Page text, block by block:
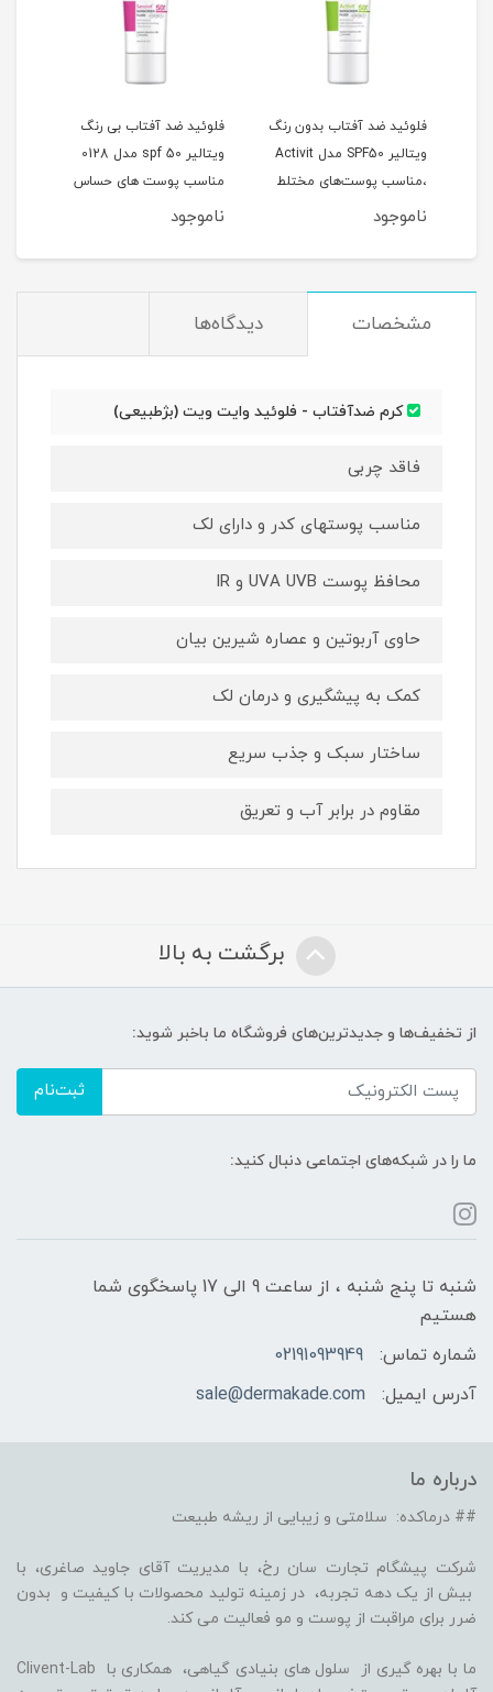
فلوئید ضد آفتاب بدون رنگ
ویتالیر SPF50 مدل Activit
،مناسب پوست‌های مختلط
و چرب حجم 50 میلی‌لیتر
ناموجود
فلوئید ضد آفتاب بی رنگ
ویتالیر spf 50 مدل 0128
مناسب پوست های حساس
حجم 50 میلی لیتر
ناموجود
مشخصات دیدگاه‌ها
كرم ضدآفتاب - فلوئيد وایت ویت (بژطبیعی)
فاقد چربی
مناسب پوستهای کدر و دارای لک
محافظ پوست UVA UVB و IR
حاوی آربوتین و عصاره شیرین بیان
کمک به پیشگیری و درمان لک
ساختار سبک و جذب سریع
مقاوم در برابر آب و تعریق
برگشت به بالا
از تخفیف‌ها و جدیدترین‌های فروشگاه ما باخبر شوید:
ثبت‌نام
ما را در شبکه‌های اجتماعی دنبال کنید:
شنبه تا پنج شنبه ، از ساعت 9 الی 17 پاسخگوی شما
هستیم
شماره تماس:
02191093949
آدرس ایمیل:
sale@dermakade.com
درباره ما
## درماکده: سلامتی و زیبایی از ریشه طبیعت
شرکت پیشگام تجارت سان رخ، با مدیریت آقای جاوید صاغری، با
بیش از یک دهه تجربه، در زمینه تولید محصولات با کیفیت و بدون
ضرر برای مراقبت از پوست و مو فعالیت می کند.
ما با بهره گیری از سلول های بنیادی گیاهی، همکاری با Clivent-Lab